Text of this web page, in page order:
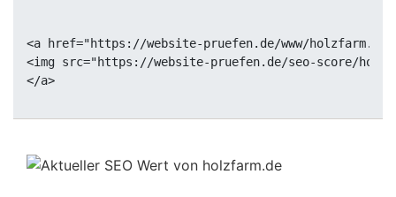
<a href="https://website-pruefen.de/www/
<img src="https://website-pruefen.de/seo-score/